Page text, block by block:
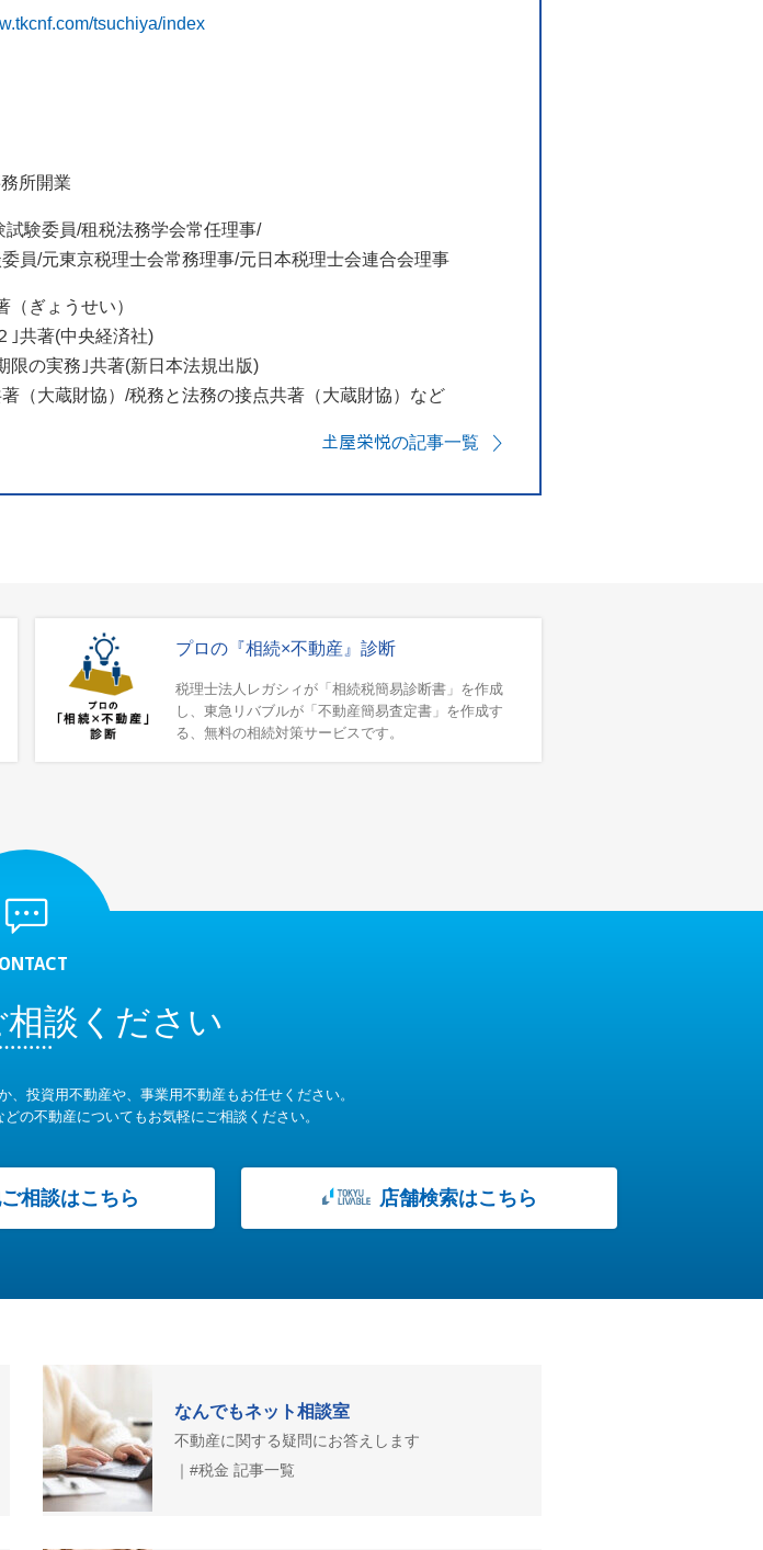
tsuchiya/index
所開業
験委員/租税法務学会常任理事/
員/元東京税理士会常務理事/元日本税理士会連合会理事
ぎょうせい）
｣共著(中央経済社)
限の実務｣共著(新日本法規出版)
（大蔵財協）/税務と法務の接点共著（大蔵財協）など
𡈽屋栄悦の記事一覧
プロの『相続×不動産』診断
税理士法人レガシィが「相続税簡易診断書」を作成
し、東急リバブルが「不動産簡易査定書」を作成す
る、無料の相続対策サービスです。
相談ください
投資用不動産や、事業用不動産もお任せください。
の不動産についてもお気軽にご相談ください。
相談はこちら 店舗検索はこちら
なんでもネット相談室
不動産に関する疑問にお答えします
｜#税金 記事一覧